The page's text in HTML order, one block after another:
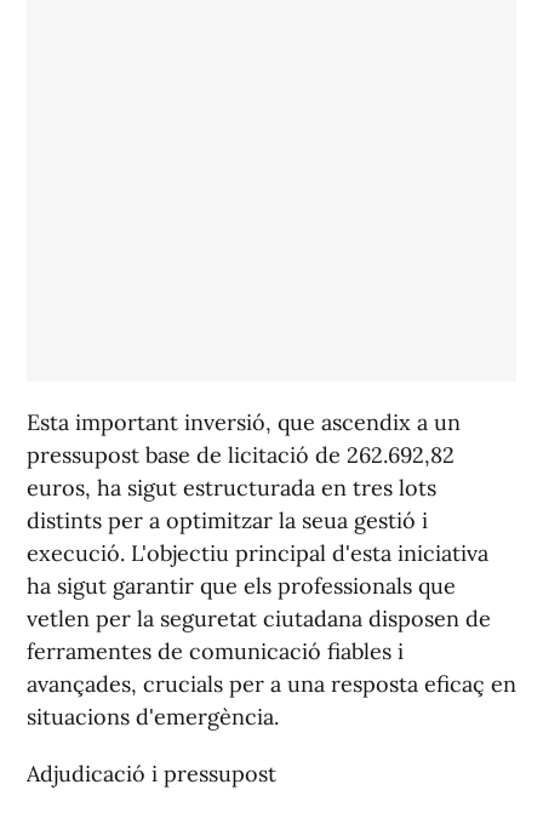
Esta important inversió, que ascendix a un
pressupost base de licitació de 262.692,82
euros, ha sigut estructurada en tres lots
distints per a optimitzar la seua gestió i
execució. L'objectiu principal d'esta iniciativa
ha sigut garantir que els professionals que
vetlen per la seguretat ciutadana disposen de
ferramentes de comunicació fiables i
avançades, crucials per a una resposta eficaç en
situacions d'emergència.
Adjudicació i pressupost